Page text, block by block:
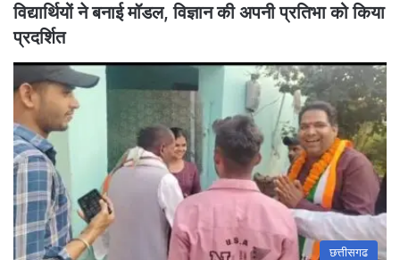
विद्यार्थियों ने बनाई मॉडल, विज्ञान की अपनी प्रतिभा को किया
प्रदर्शित
छत्तीसगढ